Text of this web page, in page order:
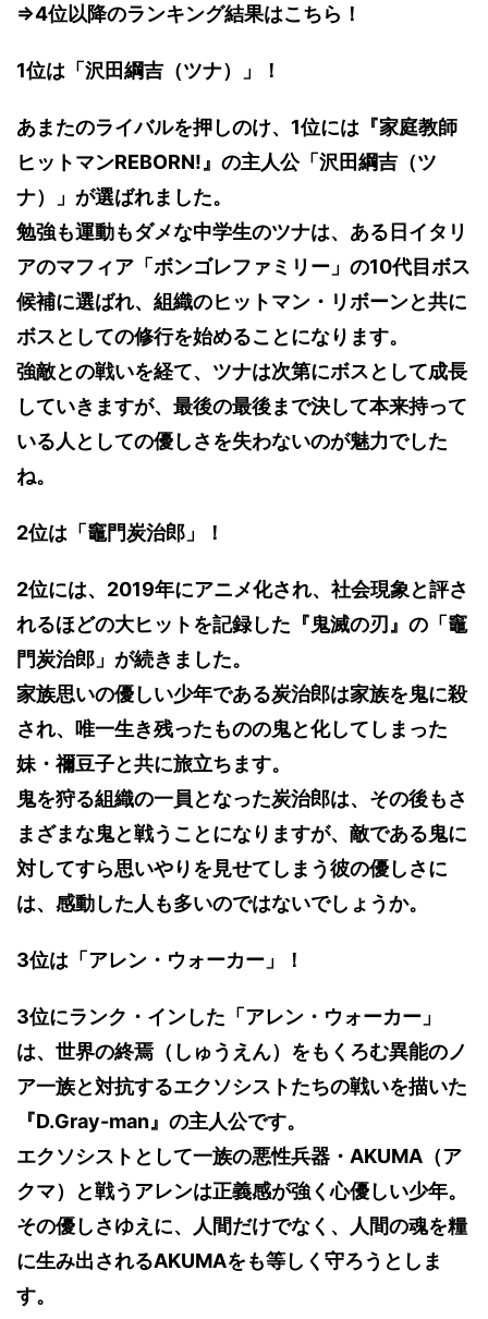
⇒4位以降のランキング結果はこちら！
1位は「沢田綱吉（ツナ）」！
あまたのライバルを押しのけ、1位には『家庭教師
ヒットマンREBORN!』の主人公「沢田綱吉（ツ
ナ）」が選ばれました。
勉強も運動もダメな中学生のツナは、ある日イタリ
アのマフィア「ボンゴレファミリー」の10代目ボス
候補に選ばれ、組織のヒットマン・リボーンと共に
ボスとしての修行を始めることになります。
強敵との戦いを経て、ツナは次第にボスとして成長
していきますが、最後の最後まで決して本来持って
いる人としての優しさを失わないのが魅力でした
ね。
2位は「竈門炭治郎」！
2位には、2019年にアニメ化され、社会現象と評さ
れるほどの大ヒットを記録した『鬼滅の刃』の「竈
門炭治郎」が続きました。
家族思いの優しい少年である炭治郎は家族を鬼に殺
され、唯一生き残ったものの鬼と化してしまった
妹・禰豆子と共に旅立ちます。
鬼を狩る組織の一員となった炭治郎は、その後もさ
まざまな鬼と戦うことになりますが、敵である鬼に
対してすら思いやりを見せてしまう彼の優しさに
は、感動した人も多いのではないでしょうか。
3位は「アレン・ウォーカー」！
3位にランク・インした「アレン・ウォーカー」
は、世界の終焉（しゅうえん）をもくろむ異能のノ
ア一族と対抗するエクソシストたちの戦いを描いた
『D.Gray-man』の主人公です。
エクソシストとして一族の悪性兵器・AKUMA（ア
クマ）と戦うアレンは正義感が強く心優しい少年。
その優しさゆえに、人間だけでなく、人間の魂を糧
に生み出されるAKUMAをも等しく守ろうとしま
す。